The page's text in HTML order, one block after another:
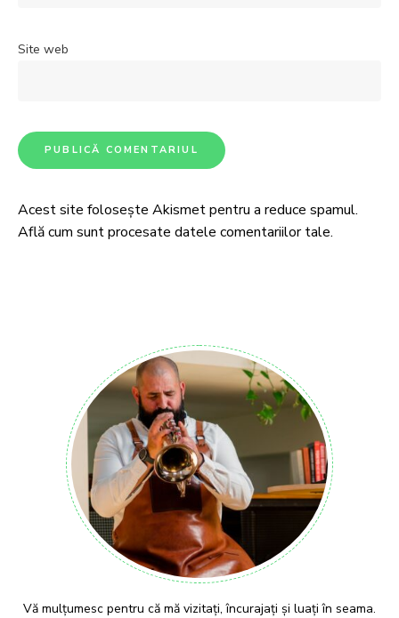
Site web
Acest site folosește Akismet pentru a reduce spamul.
Află cum sunt procesate datele comentariilor tale.
Vă mulțumesc pentru că mă vizitați, încurajați și luați în seama.